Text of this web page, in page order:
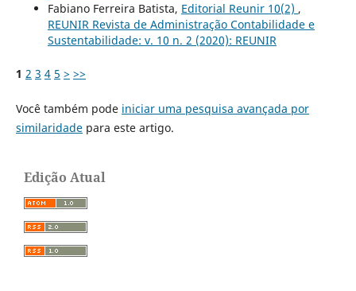
Fabiano Ferreira Batista, Editorial Reunir 10(2) ,
REUNIR Revista de Administração Contabilidade e
Sustentabilidade: v. 10 n. 2 (2020): REUNIR
1 2 3 4 5 > >>
Você também pode iniciar uma pesquisa avançada por
similaridadepara este artigo.
Edição Atual